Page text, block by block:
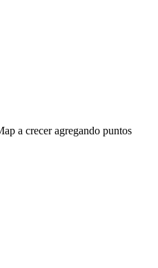
a crecer agregando puntos